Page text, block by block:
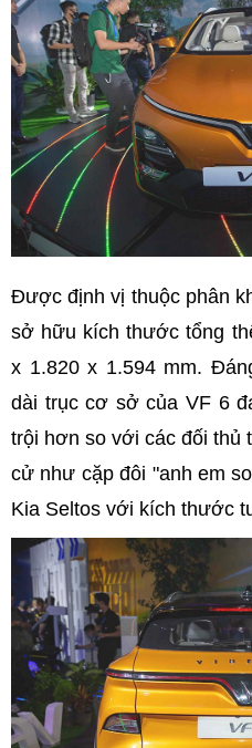
Được định vị thuộc phân
sở hữu kích thước tổng
x 1.820 x 1.594 mm.
dài trục cơ sở của VF 6
trội hơn so với các đối thủ
cử như cặp đôi "anh em
Kia Seltos với kích thước